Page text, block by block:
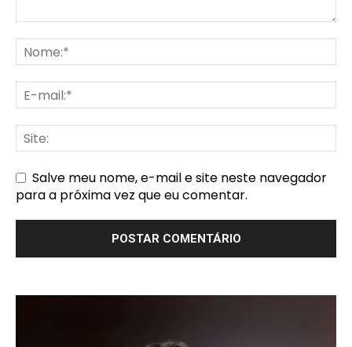
Salve meu nome, e-mail e site neste navegador
para a próxima vez que eu comentar.